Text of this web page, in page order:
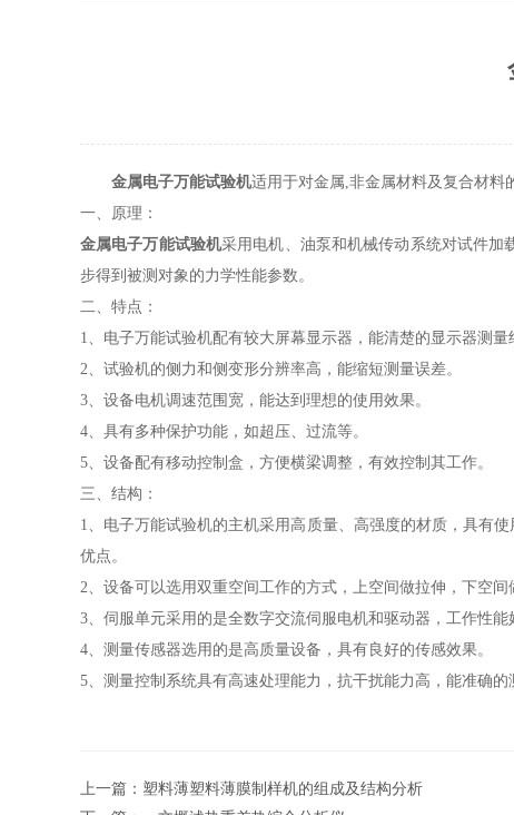
金属电子万能试验机适用于对金属,非金属材料及复合材料
一、原理：
金属电子万能试验机采用电机、油泵和机械传动系统对试件加
步得到被测对象的力学性能参数。
二、特点：
1、电子万能试验机配有较大屏幕显示器，能清楚的显示器测量
2、试验机的侧力和侧变形分辨率高，能缩短测量误差。
3、设备电机调速范围宽，能达到理想的使用效果。
4、具有多种保护功能，如超压、过流等。
5、 设备配有移动控制盒，方便横梁调整，有效控制其工作。
三、结构：
1、电子万能试验机的主机采用高质量、高强度的材质，具有
优点。
2、设备可以选用双重空间工作的方式，上空间做拉伸，下空
3、伺服单元采用的是全数字交流伺服电机和驱动器，工作性能
4、测量传感器选用的是高质量设备，具有良好的传感效果。
5、测量控制系统具有高速处理能力，抗干扰能力高，能准确的
上一篇： 塑料薄塑料薄膜制样机的组成及结构分析